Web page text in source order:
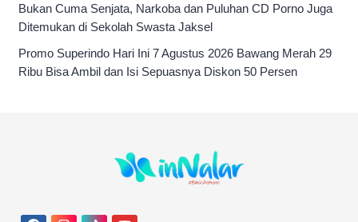
Bukan Cuma Senjata, Narkoba dan Puluhan CD Porno Juga
Ditemukan di Sekolah Swasta Jaksel
Promo Superindo Hari Ini 7 Agustus 2026 Bawang Merah 29
Ribu Bisa Ambil dan Isi Sepuasnya Diskon 50 Persen